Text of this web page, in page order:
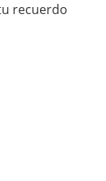
recuerdo